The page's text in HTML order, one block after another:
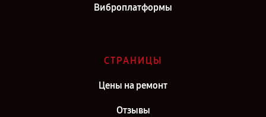
Виброплатформы
СТРАНИЦЫ
Цены на ремонт
Отзывы